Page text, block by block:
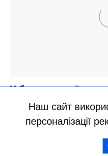
Наш сайт
персоналізації